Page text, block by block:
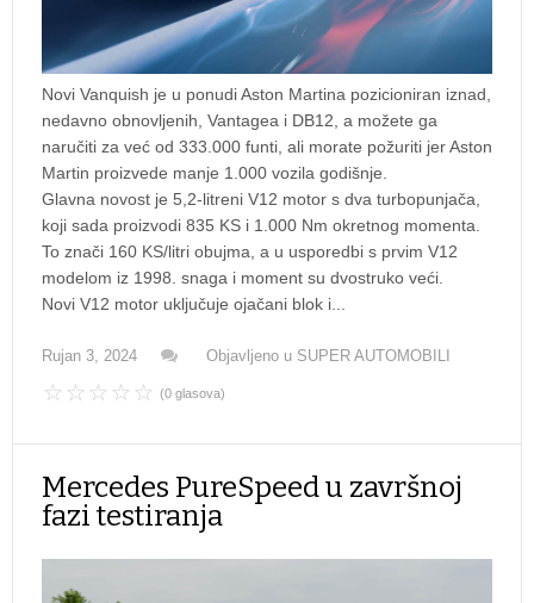
Novi Vanquish je u ponudi Aston Martina pozicioniran iznad,
nedavno obnovljenih, Vantagea i DB12, a možete ga
naručiti za već od 333.000 funti, ali morate požuriti jer Aston
Martin proizvede manje 1.000 vozila godišnje.
Glavna novost je 5,2-litreni V12 motor s dva turbopunjača,
koji sada proizvodi 835 KS i 1.000 Nm okretnog momenta.
To znači 160 KS/litri obujma, a u usporedbi s prvim V12
modelom iz 1998. snaga i moment su dvostruko veći.
Novi V12 motor uključuje ojačani blok i...
Rujan 3, 2024 Objavljeno u SUPER AUTOMOBILI
(0 glasova)
Mercedes PureSpeed u završnoj
fazi testiranja